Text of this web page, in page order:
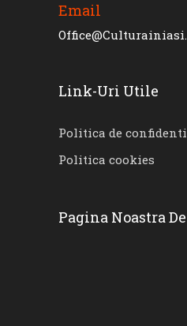
Email
Link-Uri Utile
Politica de
Politica cookies
Pagina Noastra